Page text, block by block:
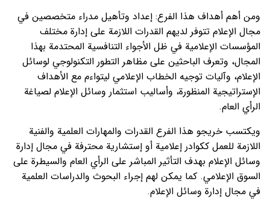
ومن أهم أهداف هذا الفرع: إعداد وتأهيل مدراء متخصصين في
مجال الإعلام تتوفر لديهم القدرات اللازمة على إدارة مختلف
المؤسسات الإعلامية في ظل الأجواء التنافسية المحتدمة بهذا
المجال، وتعرف الباحثين على مظاهر التطور التكنولوجي لوسائل
الإعلام، وآليات توجيه الخطاب الإعلامي ليتواءم مع الأهداف
الإستراتيجية المنظورة، وأساليب استثمار وسائل الإعلام لصياغة
الرأي العام.
ويكتسب خريجو هذا الفرع القدرات والمهارات العلمية والفنية
اللازمة للعمل ككوادر إعلامية أو إستشارية محترفة في مجال إدارة
وسائل الإعلام بهدف التأثير المباشر على الرأي العام والسيطرة على
السوق الإعلامي. كما يمكن لهم إجراء البحوث والدراسات العلمية
في مجال إدارة وسائل الإعلام.